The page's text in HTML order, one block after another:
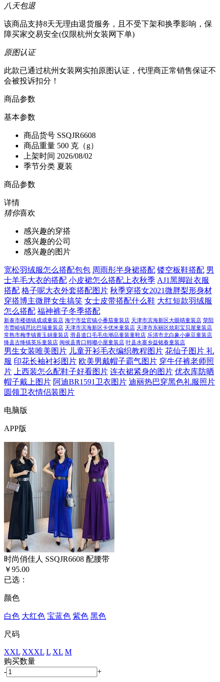
八天包退
该商品支持8天无理由退货服务，且不受下架和换季影响，保
障买家交易安全(仅限杭州女装网下单)
原图认证
此款已通过杭州女装网实拍原图认证，代理商正常销售保证不
会被投诉扣分！
商品参数
基本参数
商品货号 SSQJR6608
商品重量 500 克（g）
上架时间 2026/08/02
季节分类 夏装
商品参数
详情
猜你喜欢
感兴趣的穿搭
感兴趣的公司
感兴趣的图片
宽松羽绒服怎么搭配包包 周雨彤半身裙搭配 镂空板鞋搭配 男
士羊毛大衣的搭配 小皮裙怎么搭配上衣秋季 AJ1黑脚趾衣服
搭配 格子呢大衣外套搭配图片 秋季穿搭女2021微胖梨形身材
穿搭博主微胖女生搞笑 女士皮带搭配什么鞋 大红短款羽绒服
怎么搭配 福神裤子冬季搭配
新泰市楼德镇成成童装店 海宁市盐官镇小番茄童装店 天津市滨海新区大眼睛童装店 荥阳
市贾峪镇芭比巴瑞童装店 天津市滨海新区卡优米童装店 天津市东丽区炫彩宝贝屋童装店
常熟市梅李镇黄玉娟童装店 滑县道口毛毛虫潮品童装童鞋店 乐清市北白象小麻豆童装店
绛县古绛镇英乐童装店 闽侯县青口韩嘟小屋童装店 叶县水寨乡益铭春童装店
男生女装唯美图片 儿童开衫毛衣编织教程图片 花仙子图片 礼
服 印花长袖衬衫图片 欧美男戴帽子霸气图片 穿牛仔裤老师照
片
上西装怎么配鞋子好看图片 连衣裙紧身的图片 优衣库防晒
帽子戴上图片 阿迪BR1591卫衣图片 迪丽热巴穿黑色礼服照片
圆领卫衣情侣装图片
电脑版
APP版
时尚俏佳人 SSQJR6608 配腰带
￥95.00
已选：
颜色
白色 大红色 宝蓝色 紫色 黑色
尺码
XXL XXXL L XL M
购买数量
-
+